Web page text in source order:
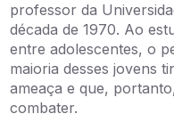
professor da
década de 1970. Ao
entre adolescentes, o
maioria desses jovens
ameaça e que,
combater.